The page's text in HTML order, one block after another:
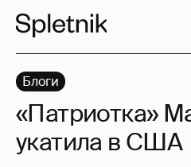
Блоги
«Патриотка»
укатила в США